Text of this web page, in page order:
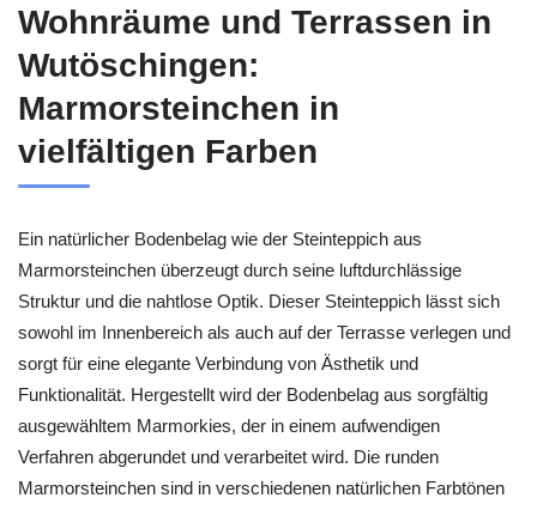
Wohnräume und Terrassen in
Wutöschingen:
Marmorsteinchen in
vielfältigen Farben
Ein natürlicher Bodenbelag wie der Steinteppich aus
Marmorsteinchen überzeugt durch seine luftdurchlässige
Struktur und die nahtlose Optik. Dieser Steinteppich lässt sich
sowohl im Innenbereich als auch auf der Terrasse verlegen und
sorgt für eine elegante Verbindung von Ästhetik und
Funktionalität. Hergestellt wird der Bodenbelag aus sorgfältig
ausgewähltem Marmorkies, der in einem aufwendigen
Verfahren abgerundet und verarbeitet wird. Die runden
Marmorsteinchen sind in verschiedenen natürlichen Farbtönen